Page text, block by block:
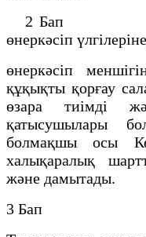
2 Бап
өнеркәсіп
өнеркәсіп
құқықты қорғау
өзара тиімді
қатысушылары
болмақшы осы
халықаралық
және
3 Бап